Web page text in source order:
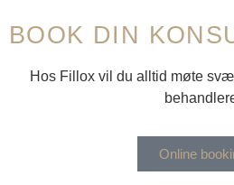
BOOK DIN
Hos Fillox vil du alltid møte
Online